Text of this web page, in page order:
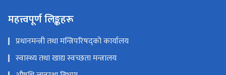
महत्त्वपूर्ण लिङ्कहरू
प्रधानमन्त्री तथा मन्त्रिपरिषद्को कार्यालय
स्वास्थ्य तथा खाद्य स्वच्छता मन्त्रालय